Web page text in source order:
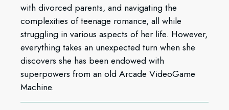
with divorced parents, and navigating the
complexities of teenage romance, all while
struggling in various aspects of her life. However,
everything takes an unexpected turn when she
discovers she has been endowed with
superpowers from an old Arcade VideoGame
Machine.